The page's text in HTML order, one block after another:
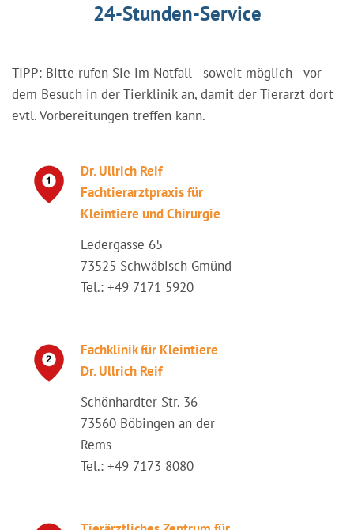
24-Stunden-Service
TIPP: Bitte rufen Sie im Notfall - soweit möglich - vor
dem Besuch in der Tierklinik an, damit der Tierarzt dort
evtl. Vorbereitungen treffen kann.
Dr. Ullrich Reif
Fachtierarztpraxis für
Kleintiere und Chirurgie
Ledergasse 65
73525 Schwäbisch Gmünd
Tel.: +49 7171 5920
Fachklinik für Kleintiere
Dr. Ullrich Reif
Schönhardter Str. 36
73560 Böbingen an der
Rems
Tel.: +49 7173 8080